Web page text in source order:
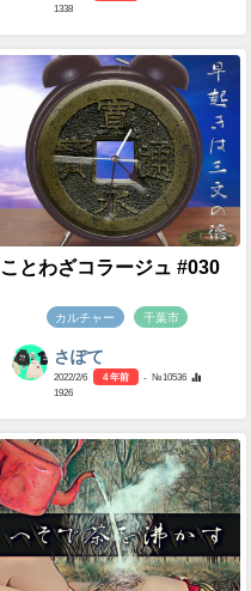
1338
ことわざコラージュ #030
カルチャー 千葉市
さぽて
2022/2/6 4 年前
- №10536
1926